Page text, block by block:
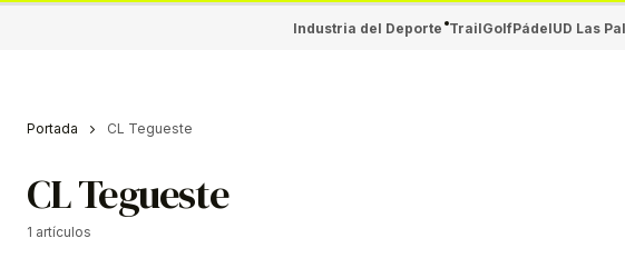
Industria del Deporte TrailGolfPádelUD Las
Portada CL Tegueste
CL Tegueste
1 artículos